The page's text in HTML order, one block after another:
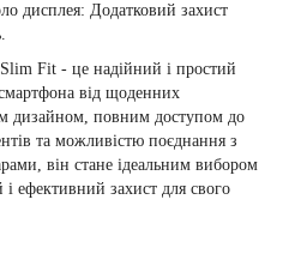
дисплея: Додатковий захист
Fit - це надійний і простий
від щоденних
дизайном, повним доступом до
та можливістю поєднання з
він стане ідеальним вибором
ефективний захист для свого